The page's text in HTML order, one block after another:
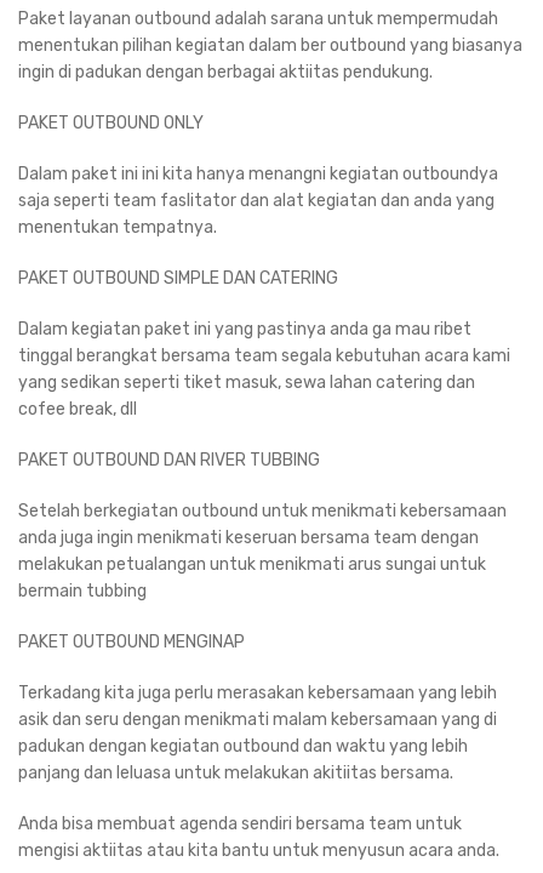
Paket layanan outbound adalah sarana untuk mempermudah
menentukan pilihan kegiatan dalam ber outbound yang biasanya
ingin di padukan dengan berbagai aktiitas pendukung.
PAKET OUTBOUND ONLY
Dalam paket ini ini kita hanya menangni kegiatan outboundya
saja seperti team faslitator dan alat kegiatan dan anda yang
menentukan tempatnya.
PAKET OUTBOUND SIMPLE DAN CATERING
Dalam kegiatan paket ini yang pastinya anda ga mau ribet
tinggal berangkat bersama team segala kebutuhan acara kami
yang sedikan seperti tiket masuk, sewa lahan catering dan
cofee break, dll
PAKET OUTBOUND DAN RIVER TUBBING
Setelah berkegiatan outbound untuk menikmati kebersamaan
anda juga ingin menikmati keseruan bersama team dengan
melakukan petualangan untuk menikmati arus sungai untuk
bermain tubbing
PAKET OUTBOUND MENGINAP
Terkadang kita juga perlu merasakan kebersamaan yang lebih
asik dan seru dengan menikmati malam kebersamaan yang di
padukan dengan kegiatan outbound dan waktu yang lebih
panjang dan leluasa untuk melakukan akitiitas bersama.
Anda bisa membuat agenda sendiri bersama team untuk
mengisi aktiitas atau kita bantu untuk menyusun acara anda.